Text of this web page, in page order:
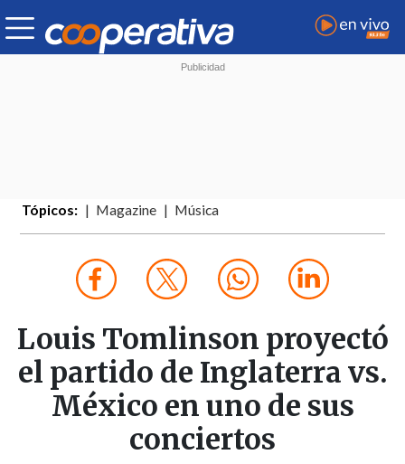
Tópicos: Magazine Música
Louis Tomlinson proyectó
el partido de Inglaterra vs.
México en uno de sus
conciertos